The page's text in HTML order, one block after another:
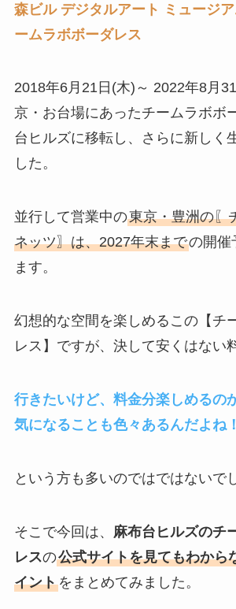
森ビル デジタルアート ミュージ
ームラボボーダレス
2018年6月21日(木)～ 2022年8月
京・お台場にあったチームラボボ
台ヒルズに移転し、さらに新しく
した。
並行して営業中の東京・豊洲の〖
ネッツ〗は、2027年末までの開催
ます。
幻想的な空間を楽しめるこの【チ
レス】ですが、決して安くはない
行きたいけど、料金分楽しめるの
気になることも色々あるんだよね
という方も多いのではではないで
そこで今回は、 麻布台ヒルズのチ
レスの公式サイトを見てもわから
イントをまとめてみました。